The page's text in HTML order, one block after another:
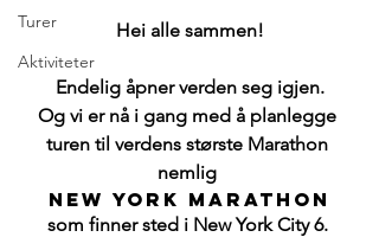
Turer
Aktiviteter
Hei alle sammen!
Endelig åpner verden seg igjen.
Og vi er nå i gang med å planlegge
turen til verdens største Marathon
nemlig
New York Marathon
som finner sted i New York City 6.